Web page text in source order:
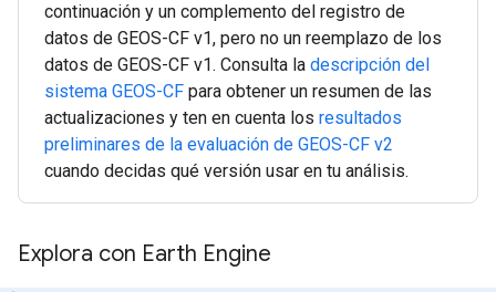
continuación y un complemento del registro de
datos de GEOS-CF v1, pero no un reemplazo de los
datos de GEOS-CF v1. Consulta la descripción del
sistema GEOS-CF para obtener un resumen de las
actualizaciones y ten en cuenta los resultados
preliminares de la evaluación de GEOS-CF v2
cuando decidas qué versión usar en tu análisis.
Explora con Earth Engine